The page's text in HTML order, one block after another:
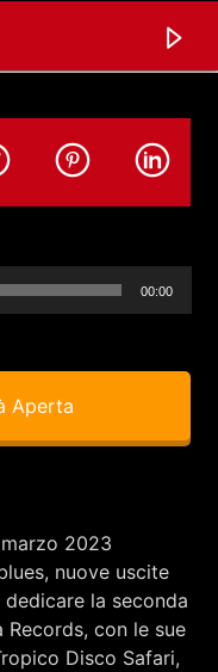
00:00
Aperta
2023
nuove uscite
la seconda
con le sue
Disco Safari,